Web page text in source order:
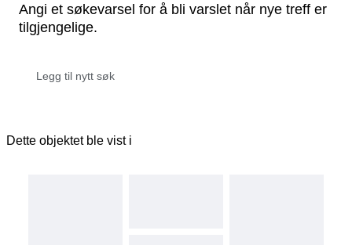
Angi et søkevarsel for å bli varslet når nye treff er
tilgjengelige.
Dette objektet ble vist i